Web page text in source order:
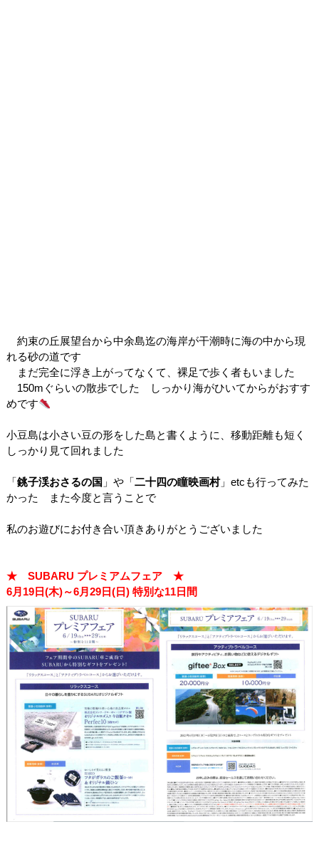
約束の丘展望台から中余島迄の海岸が干潮時に海の中から現
れる砂の道です
まだ完全に浮き上がってなくて、裸足で歩く者もいました
150mぐらいの散歩でした しっかり海がひいてからがおすす
めです
小豆島は小さい豆の形をした島と書くように、移動距離も短く
しっかり見て回れました
「銚子渓おさるの国 」や「二十四の瞳映画村」etcも行ってみた
かった また今度と言うことで
私のお遊びにお付き合い頂きありがとうございました
★ SUBARU プレミアムフェア ★
6月19日(木)～6月29日(日) 特別な11日間